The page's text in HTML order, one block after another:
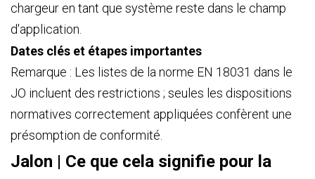
chargeur en tant que système reste dans le champ
d'application.
Dates clés et étapes importantes
Remarque : Les listes de la norme EN 18031 dans le
JO incluent des restrictions ; seules les dispositions
normatives correctement appliquées confèrent une
présomption de conformité.
Jalon | Ce que cela signifie pour la